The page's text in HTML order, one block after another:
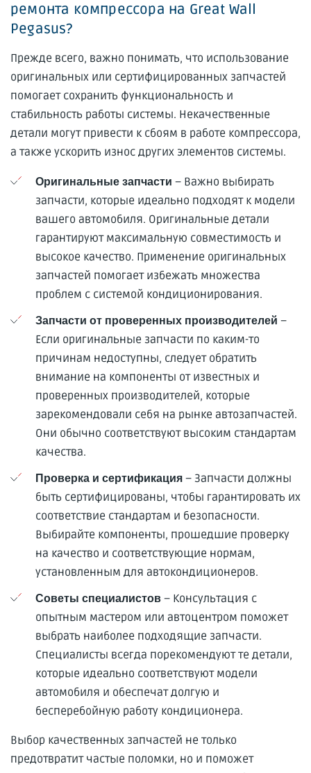
ремонта компрессора на Great Wall
Pegasus?
Прежде всего, важно понимать, что использование
оригинальных или сертифицированных запчастей
помогает сохранить функциональность и
стабильность работы системы. Некачественные
детали могут привести к сбоям в работе компрессора,
а также ускорить износ других элементов системы.
Оригинальные запчасти – Важно выбирать
запчасти, которые идеально подходят к модели
вашего автомобиля. Оригинальные детали
гарантируют максимальную совместимость и
высокое качество. Применение оригинальных
запчастей помогает избежать множества
проблем с системой кондиционирования.
Запчасти от проверенных производителей –
Если оригинальные запчасти по каким-то
причинам недоступны, следует обратить
внимание на компоненты от известных и
проверенных производителей, которые
зарекомендовали себя на рынке автозапчастей.
Они обычно соответствуют высоким стандартам
качества.
Проверка и сертификация – Запчасти должны
быть сертифицированы, чтобы гарантировать их
соответствие стандартам и безопасности.
Выбирайте компоненты, прошедшие проверку
на качество и соответствующие нормам,
установленным для автокондиционеров.
Советы специалистов – Консультация с
опытным мастером или автоцентром поможет
выбрать наиболее подходящие запчасти.
Специалисты всегда порекомендуют те детали,
которые идеально соответствуют модели
автомобиля и обеспечат долгую и
бесперебойную работу кондиционера.
Выбор качественных запчастей не только
предотвратит частые поломки, но и поможет